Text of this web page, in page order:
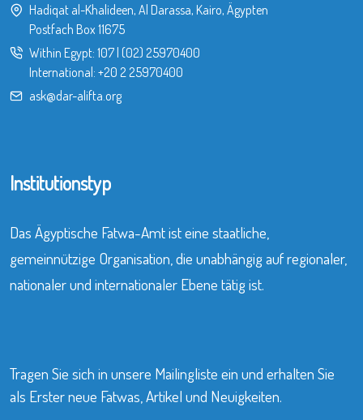
Hadiqat al-Khalideen, Al Darassa, Kairo, Ägypten
Postfach Box 11675
Within Egypt: 107| (02) 25970400
International: +20 2 25970400
ask@dar-alifta.org
Institutionstyp
Das Ägyptische Fatwa-Amt ist eine staatliche,
gemeinnützige Organisation, die unabhängig auf regionaler,
nationaler und internationaler Ebene tätig ist.
Tragen Sie sich in unsere Mailingliste ein und erhalten Sie
als Erster neue Fatwas, Artikel und Neuigkeiten.